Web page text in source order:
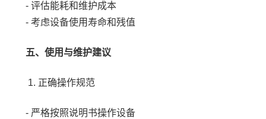
- 评估能耗和维护成本
- 考虑设备使用寿命和残值
五、使用与维护建议
1. 正确操作规范
- 严格按照说明书操作设备